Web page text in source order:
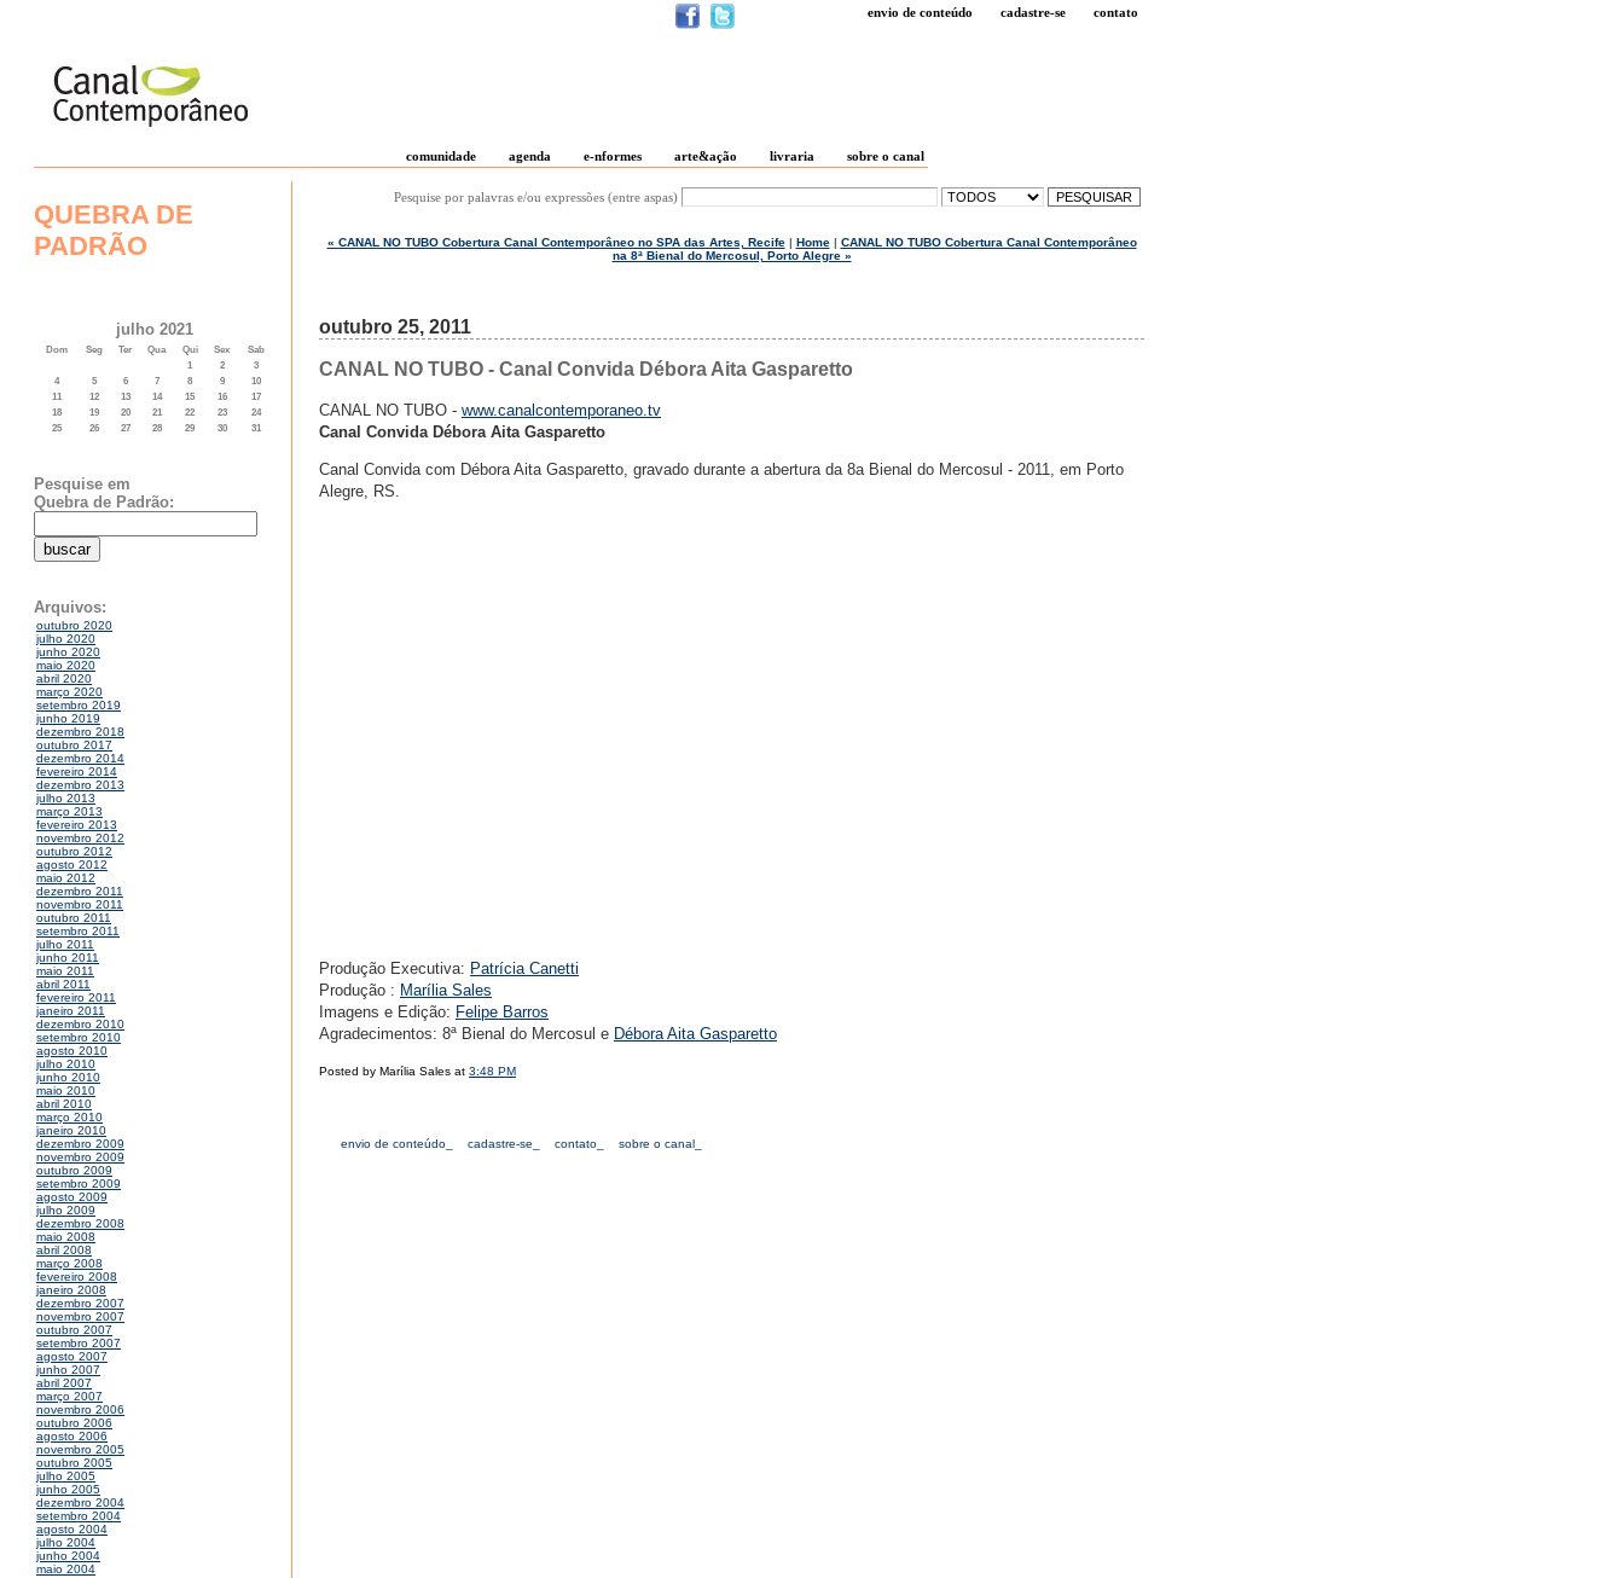
envio de conteúdo cadastre-se contato
comunidade agenda e-nformes arte&ação livraria sobre o canal
QUEBRA DE
PADRÃO
julho 2021
Dom Seg Ter Qua Qui Sex
Sab
1
2
3
4
5 6 7 8 9
10
11
12 13 14 15 16
17
18
19 20 21 22 23
24
25
26 27 28 29 30 31
Pesquise em
Quebra de Padrão:
Arquivos:
outubro 2020
julho 2020
junho 2020
maio 2020
abril 2020
março 2020
setembro 2019
junho 2019
dezembro 2018
outubro 2017
dezembro 2014
fevereiro 2014
dezembro 2013
julho 2013
março 2013
fevereiro 2013
novembro 2012
outubro 2012
agosto 2012
maio 2012
dezembro 2011
novembro 2011
outubro 2011
setembro 2011
julho 2011
junho 2011
maio 2011
abril 2011
fevereiro 2011
janeiro 2011
dezembro 2010
setembro 2010
agosto 2010
julho 2010
junho 2010
maio 2010
abril 2010
março 2010
janeiro 2010
dezembro 2009
novembro 2009
outubro 2009
setembro 2009
agosto 2009
julho 2009
dezembro 2008
maio 2008
abril 2008
março 2008
fevereiro 2008
janeiro 2008
dezembro 2007
novembro 2007
outubro 2007
setembro 2007
agosto 2007
junho 2007
abril 2007
março 2007
novembro 2006
outubro 2006
agosto 2006
novembro 2005
outubro 2005
julho 2005
junho 2005
dezembro 2004
setembro 2004
agosto 2004
julho 2004
junho 2004
maio 2004
Pesquise por palavras e/ou expressões (entre aspas)
« CANAL NO TUBO Cobertura Canal Contemporâneo no SPA das Artes, Recife| Home| CANAL NO TUBO Cobertura Canal Contemporâneo
na 8ª Bienal do Mercosul, Porto Alegre »
outubro 25, 2011
CANAL NO TUBO - Canal Convida Débora Aita Gasparetto
CANAL NO TUBO - www.canalcontemporaneo.tv
Canal Convida Débora Aita Gasparetto
Canal Convida com Débora Aita Gasparetto, gravado durante a abertura da 8a Bienal do Mercosul - 2011, em Porto
Alegre, RS.
Produção Executiva: Patrícia Canetti
Produção : Marília Sales
Imagens e Edição: Felipe Barros
Agradecimentos: 8ª Bienal do Mercosul e Débora Aita Gasparetto
Posted by Marília Sales at 3:48 PM
envio de conteúdo_ cadastre-se_ contato_ sobre o canal_